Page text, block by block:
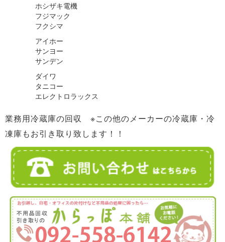
ホシザキ電機
フジマック
フクシマ
アイホー
サンヨー
サンデン
ダイワ
タニコー
エレクトロラックス
業務用冷蔵庫の回収 ※この他のメーカーの冷蔵庫・冷
凍庫もお引き取り致します！！